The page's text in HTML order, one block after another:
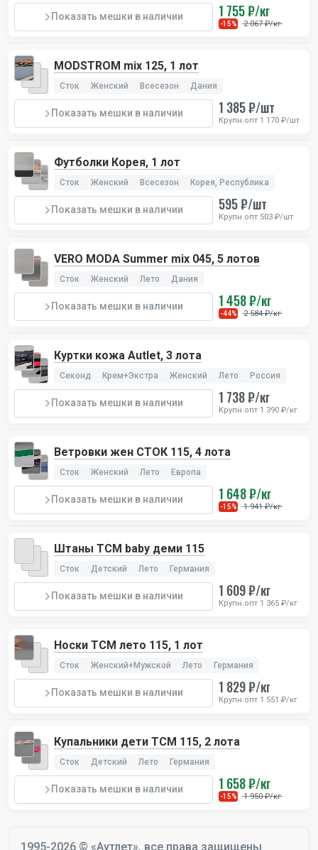
Показать мешки в наличии 1 755 ₽/кг
-15% 2 067 ₽/кг
MODSTROM mix 125, 1 лот
Сток Женский Всесезон Дания
Показать мешки в наличии 1 385 ₽/шт
Крупн.опт 1 170 ₽/шт
Футболки Корея, 1 лот
Сток Женский Всесезон Корея, Республика
Показать мешки в наличии 595 ₽/шт
Крупн.опт 503 ₽/шт
VERO MODA Summer mix 045, 5 лотов
Сток Женский Лето Дания
Показать мешки в наличии 1 458 ₽/кг
-44% 2 584 ₽/кг
Куртки кожа Autlet, 3 лота
Секонд Крем+Экстра Женский Лето Россия
Показать мешки в наличии 1 738 ₽/кг
Крупн.опт 1 390 ₽/кг
Ветровки жен СТОК 115, 4 лота
Сток Женский Лето Европа
Показать мешки в наличии 1 648 ₽/кг
-15% 1 941 ₽/кг
Штаны TCM baby деми 115
Сток Детский Лето Германия
Показать мешки в наличии 1 609 ₽/кг
Крупн.опт 1 365 ₽/кг
Носки TCM лето 115, 1 лот
Сток Женский+Мужской Лето Германия
Показать мешки в наличии 1 829 ₽/кг
Крупн.опт 1 551 ₽/кг
Купальники дети TCM 115, 2 лота
Сток Детский Лето Германия
Показать мешки в наличии 1 658 ₽/кг
-15% 1 950 ₽/кг
1995-2026 © «Аутлет», все права защищены